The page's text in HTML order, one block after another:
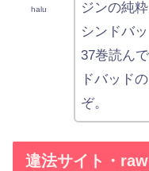
halu
ジンの純
シンドバ
37巻読ん
ドバッド
ぞ。
違法サイト・